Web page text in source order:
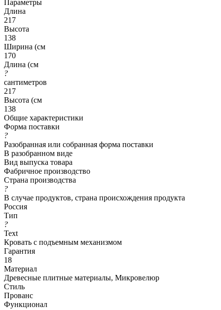
Параметры
Длина
217
Высота
138
Ширина (см
170
Длина (см
?
сантиметров
217
Высота (см
138
Общие характеристики
Форма поставки
?
Разобранная или собранная форма поставки
В разобранном виде
Вид выпуска товара
Фабричное производство
Страна производства
?
В случае продуктов, страна происхождения продукта
Россия
Тип
?
Text
Кровать с подъемным механизмом
Гарантия
18
Материал
Древесные плитные материалы, Микровелюр
Стиль
Прованс
Функционал